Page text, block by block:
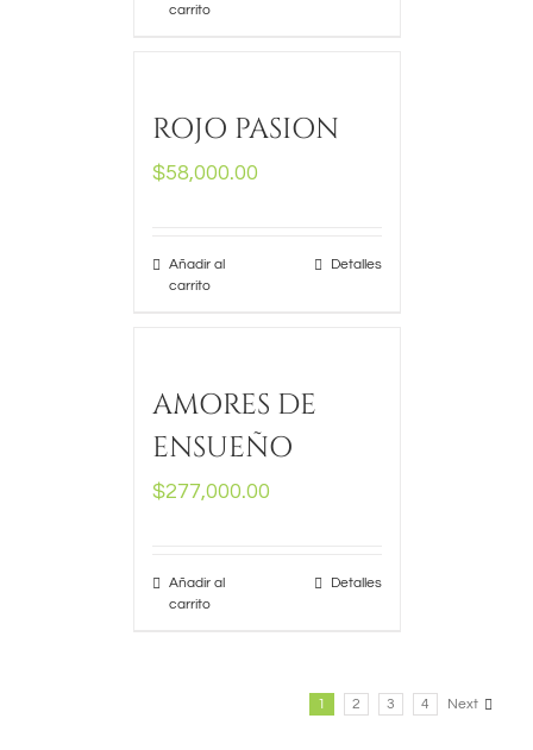
carrito
ROJO PASION
$58,000.00
Añadir al
carrito
Detalles
AMORES DE
ENSUEÑO
$277,000.00
Añadir al
carrito
Detalles
1 2 3 4 Next